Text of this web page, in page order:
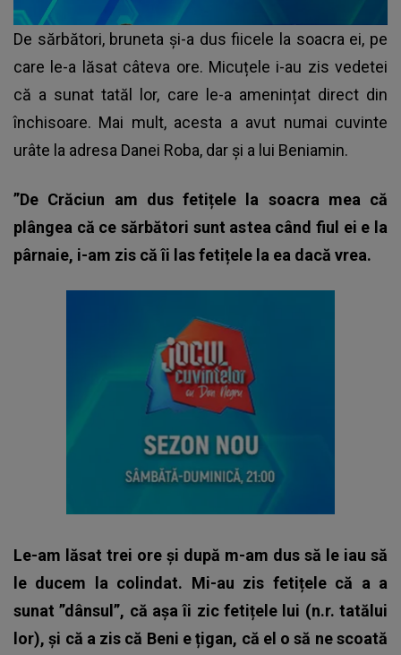
De sărbători, bruneta și-a dus fiicele la soacra ei, pe
care le-a lăsat câteva ore. Micuțele i-au zis vedetei
că a sunat tatăl lor, care le-a amenințat direct din
închisoare. Mai mult, acesta a avut numai cuvinte
urâte la adresa Danei Roba, dar și a lui Beniamin.
”De Crăciun am dus fetițele la soacra mea că
plângea că ce sărbători sunt astea când fiul ei e la
pârnaie, i-am zis că îi las fetițele la ea dacă vrea.
Le-am lăsat trei ore și după m-am dus să le iau să
le ducem la colindat. Mi-au zis fetițele că a a
sunat ”dânsul”, că așa îi zic fetițele lui (n.r. tatălui
lor), și că a zis că Beni e țigan, că el o să ne scoată